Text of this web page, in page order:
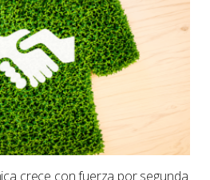
crece con fuerza por segunda